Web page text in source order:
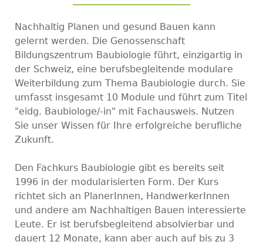
Nachhaltig Planen und gesund Bauen kann
gelernt werden. Die Genossenschaft
Bildungszentrum Baubiologie führt, einzigartig in
der Schweiz, eine berufsbegleitende modulare
Weiterbildung zum Thema Baubiologie durch. Sie
umfasst insgesamt 10 Module und führt zum Titel
"eidg. Baubiologe/-in" mit Fachausweis. Nutzen
Sie unser Wissen für Ihre erfolgreiche berufliche
Zukunft.
Den Fachkurs Baubiologie gibt es bereits seit
1996 in der modularisierten Form. Der Kurs
richtet sich an PlanerInnen, HandwerkerInnen
und andere am Nachhaltigen Bauen interessierte
Leute. Er ist berufsbegleitend absolvierbar und
dauert 12 Monate, kann aber auch auf bis zu 3